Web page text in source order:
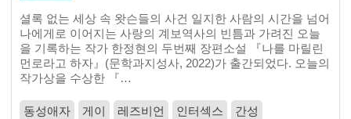
셜록 없는 세상 속 왓슨들의 사건 일지한 사람의 시간을 넘어
나에게로 이어지는 사랑의 계보역사의 빈틈과 가려진 오늘
을 기록하는 작가 한정현의 두번째 장편소설 『나를 마릴린
먼로라고 하자』(문학과지성사, 2022)가 출간되었다. 오늘의
작가상을 수상한 『…
동성애자 게이 레즈비언 인터섹스 간성